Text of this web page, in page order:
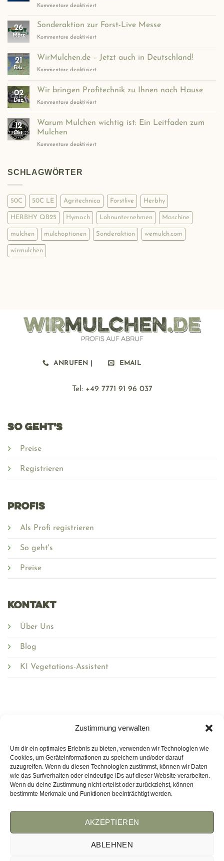
Zustimmung verwalten
Um dir ein optimales Erlebnis zu bieten, verwenden wir Technologien wie
Cookies, um Geräteinformationen zu speichern und/oder darauf
zuzugreifen. Wenn du diesen Technologien zustimmst, können wir Daten
wie das Surfverhalten oder eindeutige IDs auf dieser Website verarbeiten.
Wenn du deine Zustimmung nicht erteilst oder zurückziehst, können
bestimmte Merkmale und Funktionen beeinträchtigt werden.
AKZEPTIEREN
ABLEHNEN
Kommentare deaktiviertfür
Wirmulchen.de
AGRITECHNICA
26
März
Sonderaktion zur Forst-Live Messe
Kommentare deaktiviertfür
zur
Forst-
Live
21
Feb.
WirMulchen.de – Jetzt auch in Deutschland!
Kommentare deaktiviertfür
–
auch
Deutschland!
02
Dez.
Wir bringen Profitechnik zu Ihnen nach Hause
Kommentare deaktiviertfür
bringen
Profitechnik
Ihnen
12
Okt.
Warum Mulchen wichtig ist: Ein Leitfaden zum
Mulchen
Kommentare deaktiviertfür
Leitfaden
zum
Mulchen
SCHLAGWÖRTER
50C 50C LE Agritechnica Forstlive Herbhy
HERBHY QB25 Hymach Lohnunternehmen Maschine
mulchen mulchoptionen Sonderaktion wemulch.com
wirmulchen
ANRUFEN | EMAIL
Tel: ‪+49 7771 91 96 037
SO GEHT'S
Preise
Registrieren
PROFIS
Als Profi registrieren
So geht's
Preise
Kontakt
Über Uns
Blog
KI Vegetations-Assistent
Wirmulchen.de
WEMULCH.COM
AGB IMPRESSUM COOKIES